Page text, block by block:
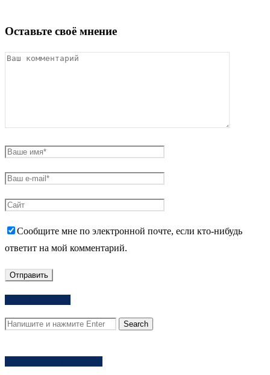
Оставьте своё мнение
Сообщите мне по электронной почте, если кто-нибудь
ответит на мой комментарий.